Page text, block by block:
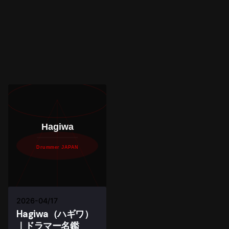
Hagiwa
Drummer JAPAN
2026-04/17
Hagiwa（ハギワ）
｜ドラマー名鑑